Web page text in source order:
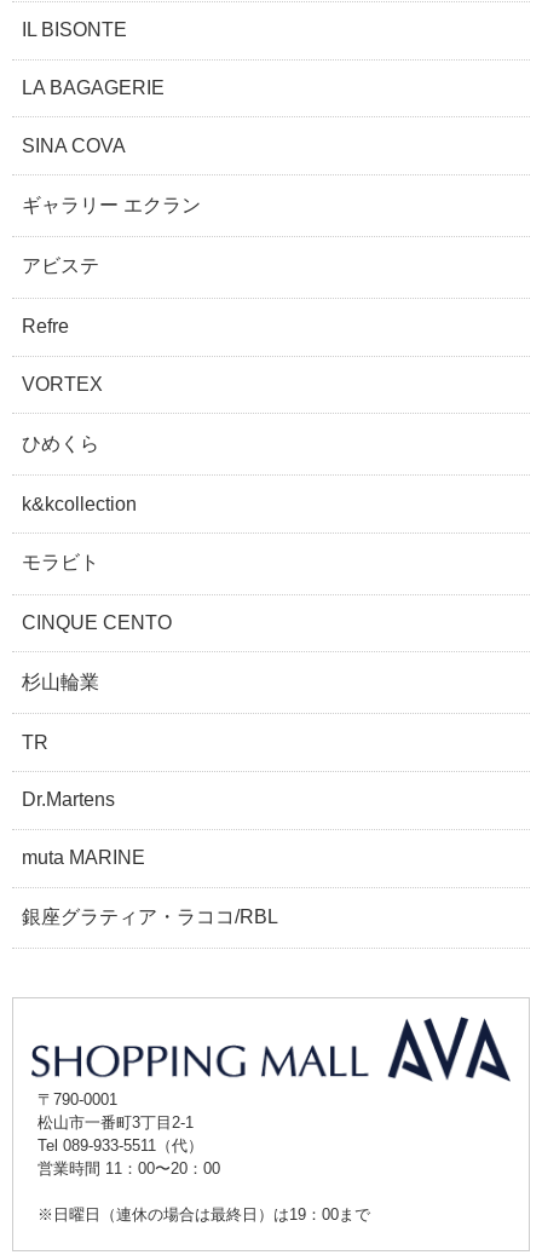
IL BISONTE
LA BAGAGERIE
SINA COVA
ギャラリー エクラン
アビステ
Refre
VORTEX
ひめくら
k&kcollection
モラビト
CINQUE CENTO
杉山輪業
TR
Dr.Martens
muta MARINE
銀座グラティア・ラココ/RBL
〒790-0001
松山市一番町3丁目2-1
Tel 089-933-5511（代）
営業時間 11：00〜20：00
※日曜日（連休の場合は最終日）は19：00まで